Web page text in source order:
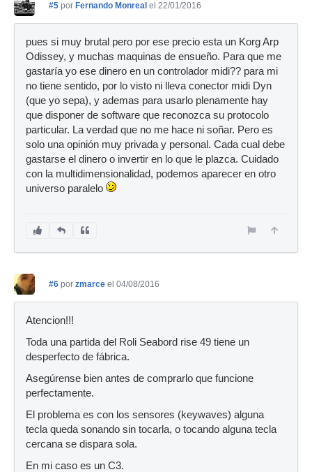
#5 por Fernando Monreal el 22/01/2016
pues si muy brutal pero por ese precio esta un Korg Arp
Odissey, y muchas maquinas de ensueño. Para que me
gastaría yo ese dinero en un controlador midi?? para mi
no tiene sentido, por lo visto ni lleva conector midi Dyn
(que yo sepa), y ademas para usarlo plenamente hay
que disponer de software que reconozca su protocolo
particular. La verdad que no me hace ni soñar. Pero es
solo una opinión muy privada y personal. Cada cual debe
gastarse el dinero o invertir en lo que le plazca. Cuidado
con la multidimensionalidad, podemos aparecer en otro
universo paralelo
#6 por zmarce el 04/08/2016
Atencion!!!
Toda una partida del Roli Seabord rise 49 tiene un
desperfecto de fábrica.
Asegúrense bien antes de comprarlo que funcione
perfectamente.
El problema es con los sensores (keywaves) alguna
tecla queda sonando sin tocarla, o tocando alguna tecla
cercana se dispara sola.
En mi caso es un C3.